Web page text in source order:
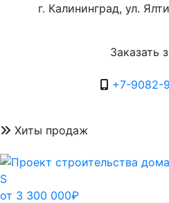
г. Калининград, ул.
+7-9082-
Хиты продаж
S
от 3 300 000₽